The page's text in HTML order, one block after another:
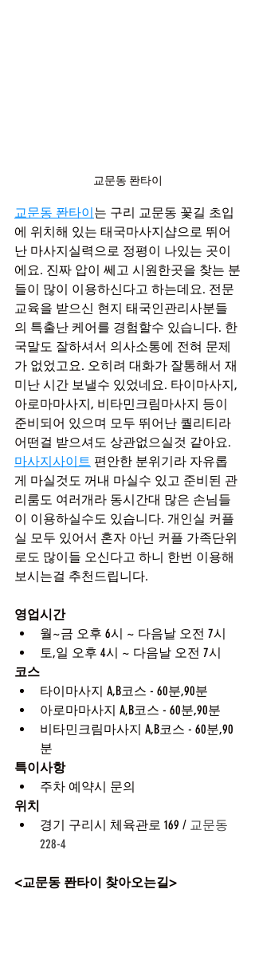
교문동 퐌타이
교문동 퐌타이 는 구리 교문동 꽃길 초입
에 위치해 있는 태국마사지샵으로 뛰어
난 마사지실력으로 정평이 나있는 곳이
에요. 진짜 압이 쎄고 시원한곳을 찾는 분
들이 많이 이용하신다고 하는데요. 전문
교육을 받으신 현지 태국인관리사분들
의 특출난 케어를 경험할수 있습니다. 한
국말도 잘하셔서 의사소통에 전혀 문제
가 없었고요. 오히려 대화가 잘통해서 재
미난 시간 보낼수 있었네요. 타이마사지,
아로마마사지, 비타민크림마사지 등이
준비되어 있으며 모두 뛰어난 퀄리티라
어떤걸 받으셔도 상관없으실것 같아요.
마사지사이트 편안한 분위기라 자유롭
게 마실것도 꺼내 마실수 있고 준비된 관
리룸도 여러개라 동시간대 많은 손님들
이 이용하실수도 있습니다. 개인실 커플
실 모두 있어서 혼자 아닌 커플 가족단위
로도 많이들 오신다고 하니 한번 이용해
보시는걸 추천드립니다.
영업시간
월~금 오후 6시 ~ 다음날 오전 7시
토,일 오후 4시 ~ 다음날 오전 7시
코스
타이마사지 A,B코스 - 60분,90분
아로마마사지 A,B코스 - 60분,90분
비타민크림마사지 A,B코스 - 60분,90
분
특이사항
주차 예약시 문의
위치
경기 구리시 체육관로 169 / 교문동
228-4
<교문동 퐌타이 찾아오는길>